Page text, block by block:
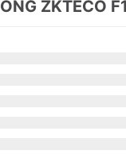
ZKTECO